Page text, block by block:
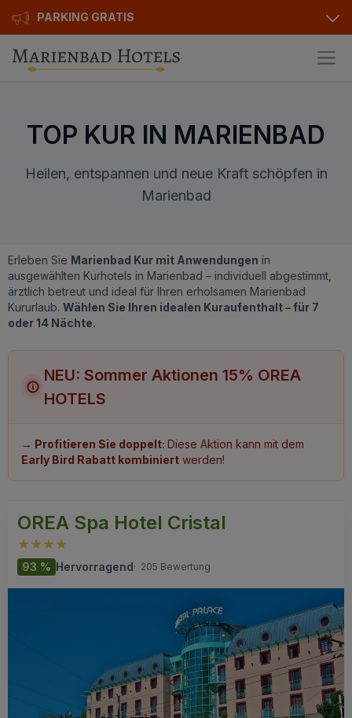
PARKING GRATIS
Alle Hotels
Golfhotels
Angebote
Bonusse
Kontakt
Über uns
Privat Transfer
FAQ
TOP KUR IN MARIENBAD
Heilen, entspannen und neue Kraft schöpfen in
Marienbad
Erleben Sie Marienbad Kur mit Anwendungen in
ausgewählten Kurhotels in Marienbad – individuell abgestimmt,
ärztlich betreut und ideal für Ihren erholsamen Marienbad
Kururlaub. Wählen Sie Ihren idealen Kuraufenthalt – für 7
oder 14 Nächte.
NEU: Sommer Aktionen 15% OREA
HOTELS
→ Profitieren Sie doppelt: Diese Aktion kann mit dem
Early Bird Rabatt kombiniert werden!
OREA Spa Hotel Cristal
93 % Hervorragend· 205 Bewertung